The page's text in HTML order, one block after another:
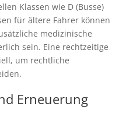
Klassen wie D (Busse)
für ältere Fahrer können
medizinische
sein. Eine rechtzeitige
um rechtliche
Erneuerung